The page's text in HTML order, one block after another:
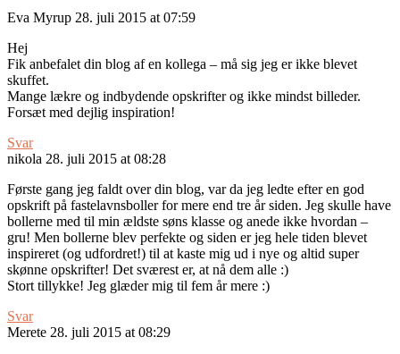
Eva Myrup 28. juli 2015 at 07:59
Hej
Fik anbefalet din blog af en kollega – må sig jeg er ikke blevet
skuffet.
Mange lækre og indbydende opskrifter og ikke mindst billeder.
Forsæt med dejlig inspiration!
Svar
nikola 28. juli 2015 at 08:28
Første gang jeg faldt over din blog, var da jeg ledte efter en god
opskrift på fastelavnsboller for mere end tre år siden. Jeg skulle have
bollerne med til min ældste søns klasse og anede ikke hvordan –
gru! Men bollerne blev perfekte og siden er jeg hele tiden blevet
inspireret (og udfordret!) til at kaste mig ud i nye og altid super
skønne opskrifter! Det sværest er, at nå dem alle :)
Stort tillykke! Jeg glæder mig til fem år mere :)
Svar
Merete 28. juli 2015 at 08:29